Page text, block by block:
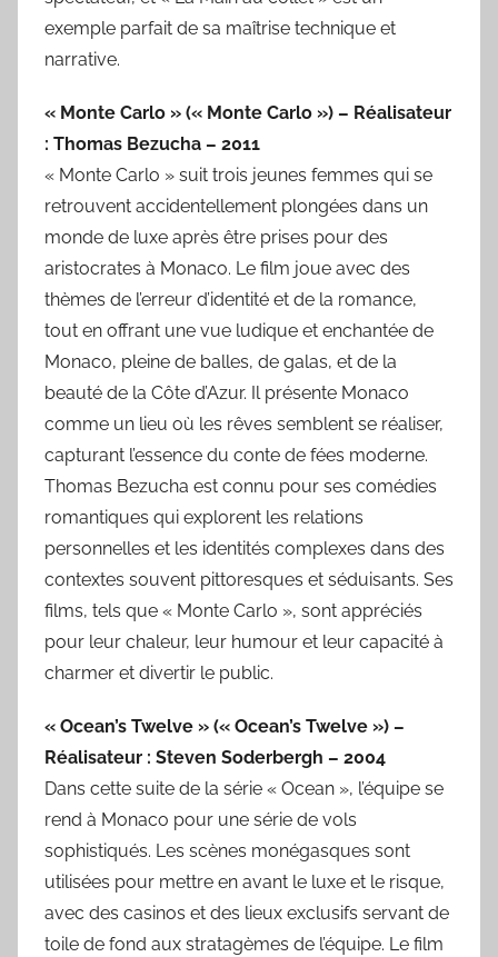
exemple parfait de sa maîtrise technique et
narrative.
« Monte Carlo » (« Monte Carlo ») – Réalisateur
: Thomas Bezucha – 2011
« Monte Carlo » suit trois jeunes femmes qui se
retrouvent accidentellement plongées dans un
monde de luxe après être prises pour des
aristocrates à Monaco. Le film joue avec des
thèmes de l’erreur d’identité et de la romance,
tout en offrant une vue ludique et enchantée de
Monaco, pleine de balles, de galas, et de la
beauté de la Côte d’Azur. Il présente Monaco
comme un lieu où les rêves semblent se réaliser,
capturant l’essence du conte de fées moderne.
Thomas Bezucha est connu pour ses comédies
romantiques qui explorent les relations
personnelles et les identités complexes dans des
contextes souvent pittoresques et séduisants. Ses
films, tels que « Monte Carlo », sont appréciés
pour leur chaleur, leur humour et leur capacité à
charmer et divertir le public.
« Ocean’s Twelve » (« Ocean’s Twelve ») –
Réalisateur : Steven Soderbergh – 2004
Dans cette suite de la série « Ocean », l’équipe se
rend à Monaco pour une série de vols
sophistiqués. Les scènes monégasques sont
utilisées pour mettre en avant le luxe et le risque,
avec des casinos et des lieux exclusifs servant de
toile de fond aux stratagèmes de l’équipe. Le film